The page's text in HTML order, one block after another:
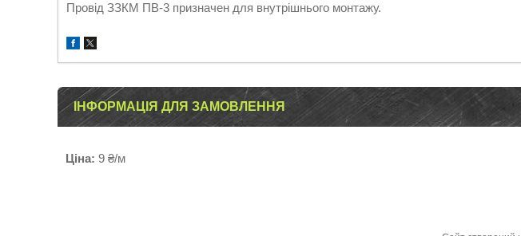
Провід ЗЗКМ ПВ-3 призначен для внутрішнього монтажу.
ІНФОРМАЦІЯ ДЛЯ ЗАМОВЛЕННЯ
Ціна: 9 ₴/м